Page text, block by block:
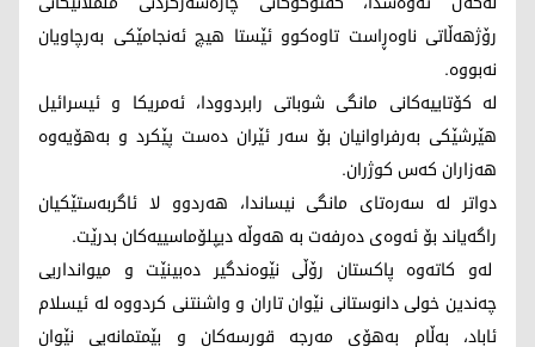
رۆژهەڵاتی ناوەڕاست تاوەکوو ئێستا هیچ ئەنجامێکی بەرچاویان
نەبووە.
لە کۆتاییەکانی مانگی شوباتی رابردوودا، ئەمریکا و ئیسرائیل
هێرشێکی بەرفراوانیان بۆ سەر ئێران دەست پێکرد و بەهۆیەوە
هەزاران کەس کوژران.
دواتر لە سەرەتای مانگی نیساندا، هەردوو لا ئاگربەستێکیان
راگەیاند بۆ ئەوەی دەرفەت بە هەوڵە دیپلۆماسییەکان بدرێت.
لەو کاتەوە پاکستان رۆڵی نێوەندگیر دەبینێت و میوانداریی
چەندین خولی دانوستانی نێوان تاران و واشنتنی کردووە لە ئیسلام
ئاباد، بەڵام بەهۆی مەرجە قورسەکان و بێمتمانەیی نێوان